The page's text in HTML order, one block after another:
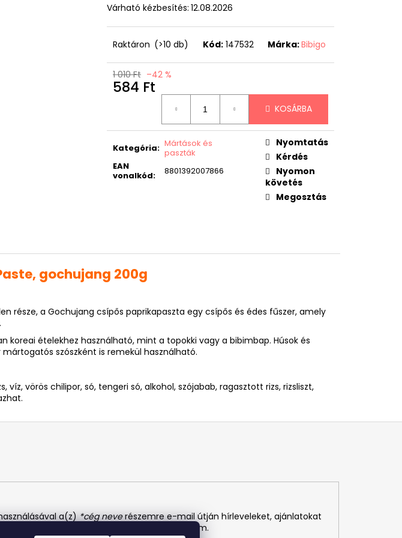
Várható kézbesítés: 12.08.2026
Raktáron (>10 db) Kód: 147532 Márka:Bibigo
1 010 Ft –42 %
584 Ft
KOSÁRBA
Kategória: Mártások és
paszták
EAN
vonalkód: 8801392007866
Nyomtatás
Kérdés
Nyomon
követés
Megosztás
gochujang 200g
része, a Gochujang csípős paprikapaszta egy csípős és édes fűszer, amely
koreai ételekhez használható, mint a topokki vagy a bibimbap. Húsok és
szószként is remekül használható.
víz, vörös chilipor, só, tengeri só, alkohol, szójabab, ragasztott rizs, rizsliszt,
a(z)*cég neverészemre e-mail útján hírleveleket, ajánlatokat
a hozzájárulásom bármikor visszavonhatom.